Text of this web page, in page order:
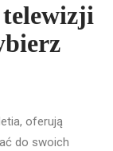
oferują
do swoich